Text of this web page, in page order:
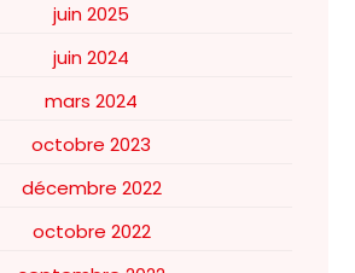
juin 2025
juin 2024
mars 2024
octobre 2023
décembre 2022
octobre 2022